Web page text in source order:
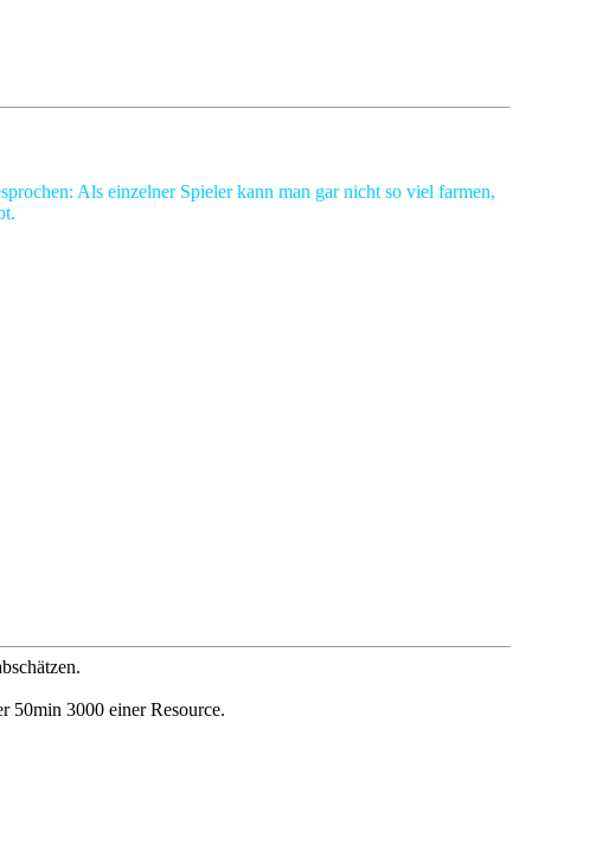
Als einzelner Spieler kann man gar nicht so viel farmen,
50min 3000 einer Resource.